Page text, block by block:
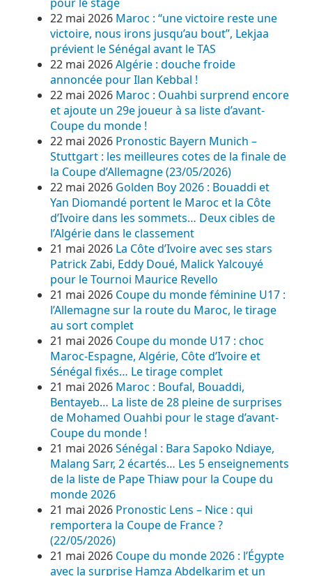
22 mai 2026 Maroc : “une victoire reste une
victoire, nous irons jusqu’au bout”, Lekjaa
prévient le Sénégal avant le TAS
22 mai 2026Algérie : douche froide
annoncée pour Ilan Kebbal !
22 mai 2026 Maroc : Ouahbi surprend encore
et ajoute un 29e joueur à sa liste d’avant-
Coupe du monde !
22 mai 2026 Pronostic Bayern Munich –
Stuttgart : les meilleures cotes de la finale de
la Coupe d’Allemagne (23/05/2026)
22 mai 2026 Golden Boy 2026 : Bouaddi et
Yan Diomandé portent le Maroc et la Côte
d’Ivoire dans les sommets… Deux cibles de
l’Algérie dans le classement
21 mai 2026 La Côte d’Ivoire avec ses stars
Patrick Zabi, Eddy Doué, Malick Yalcouyé
pour le Tournoi Maurice Revello
21 mai 2026 Coupe du monde féminine U17 :
l’Allemagne sur la route du Maroc, le tirage
au sort complet
21 mai 2026 Coupe du monde U17 : choc
Maroc-Espagne, Algérie, Côte d’Ivoire et
Sénégal fixés… Le tirage complet
21 mai 2026 Maroc : Boufal, Bouaddi,
Bentayeb… La liste de 28 pleine de surprises
de Mohamed Ouahbi pour le stage d’avant-
Coupe du monde !
21 mai 2026Sénégal : Bara Sapoko Ndiaye,
Malang Sarr, 2 écartés… Les 5 enseignements
de la liste de Pape Thiaw pour la Coupe du
monde 2026
21 mai 2026 Pronostic Lens – Nice : qui
remportera la Coupe de France ?
(22/05/2026)
21 mai 2026 Coupe du monde 2026 : l’Égypte
avec la surprise Hamza Abdelkarim et un